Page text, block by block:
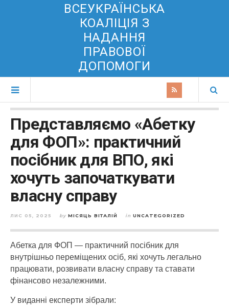
ВСЕУКРАЇНСЬКА
КОАЛІЦІЯ З
НАДАННЯ
ПРАВОВОЇ
ДОПОМОГИ
Представляємо «Абетку
для ФОП»: практичний
посібник для ВПО, які
хочуть започаткувати
власну справу
ЛИС 05, 2025 by МІСЯЦЬ ВІТАЛІЙ in UNCATEGORIZED
Абетка для ФОП — практичний посібник для
внутрішньо переміщених осіб, які хочуть легально
працювати, розвивати власну справу та ставати
фінансово незалежними.
У виданні експерти зібрали: